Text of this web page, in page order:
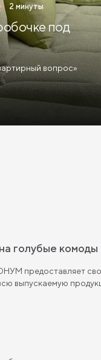
2 минуты
под
вопрос»
на голубые
предоставляет
выпускаемую